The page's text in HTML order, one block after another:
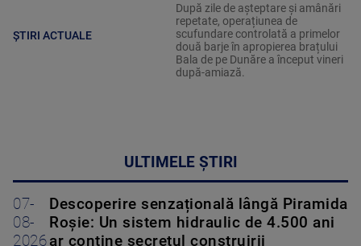
ȘTIRI ACTUALE
După zile de așteptare și amânări
repetate, operațiunea de
scufundare controlată a primelor
două barje în apropierea brațului
Bala de pe Dunăre a început vineri
după-amiază.
ULTIMELE ȘTIRI
07-
08-
2026
Descoperire senzațională lângă Piramida
Roșie: Un sistem hidraulic de 4.500 ani
ar conține secretul construirii